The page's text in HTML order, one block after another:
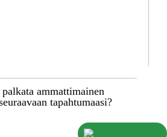
ammattimainen
tapahtumaasi?